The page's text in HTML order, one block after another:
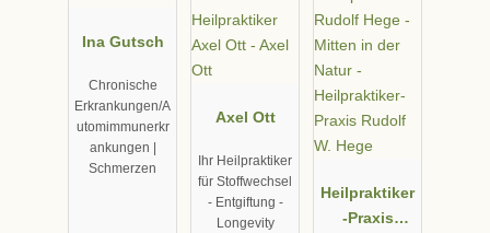
Ina Gutsch
Chronische
Erkrankungen/A
utomimmunerkr
ankungen |
Schmerzen
Axel Ott
Ihr Heilpraktiker
für Stoffwechsel
- Entgiftung -
Longevity
Heilpraktiker
-Praxis